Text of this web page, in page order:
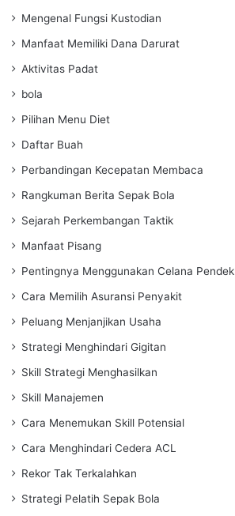
Mengenal Fungsi Kustodian
Manfaat Memiliki Dana Darurat
Aktivitas Padat
bola
Pilihan Menu Diet
Daftar Buah
Perbandingan Kecepatan Membaca
Rangkuman Berita Sepak Bola
Sejarah Perkembangan Taktik
Manfaat Pisang
Pentingnya Menggunakan Celana Pendek
Cara Memilih Asuransi Penyakit
Peluang Menjanjikan Usaha
Strategi Menghindari Gigitan
Skill Strategi Menghasilkan
Skill Manajemen
Cara Menemukan Skill Potensial
Cara Menghindari Cedera ACL
Rekor Tak Terkalahkan
Strategi Pelatih Sepak Bola